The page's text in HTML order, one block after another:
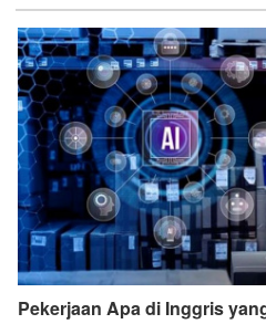
Pekerjaan Apa di Inggris